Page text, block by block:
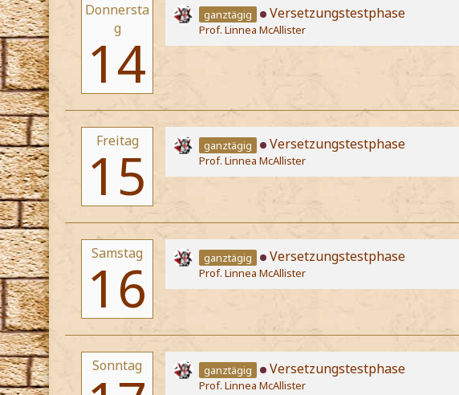
Donnersta
g
14
ganztägig Versetzungstestphase
Prof. Linnea McAllister
Freitag
15 ganztägig Versetzungstestphase
Prof. Linnea McAllister
Samstag
16 ganztägig Versetzungstestphase
Prof. Linnea McAllister
Sonntag ganztägig Versetzungstestphase
Prof. Linnea McAllister